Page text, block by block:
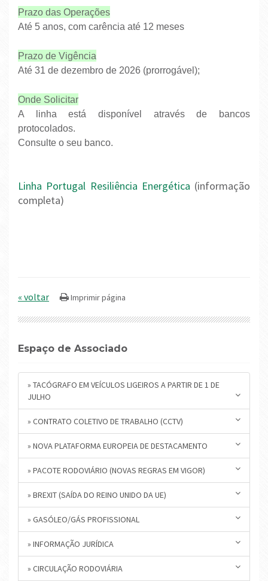
Prazo das Operações
Até 5 anos, com carência até 12 meses
Prazo de Vigência
Até 31 de dezembro de 2026 (prorrogável);
Onde Solicitar
A linha está disponível através de bancos
protocolados.
Consulte o seu banco.
Linha Portugal Resiliência Energética (informação
completa)
« voltar
Espaço de Associado
» TACÓGRAFO EM VEÍCULOS LIGEIROS A PARTIR DE 1 DE
JULHO
» CONTRATO COLETIVO DE TRABALHO (CCTV)
» NOVA PLATAFORMA EUROPEIA DE DESTACAMENTO
» PACOTE RODOVIÁRIO (NOVAS REGRAS EM VIGOR)
» BREXIT (SAÍDA DO REINO UNIDO DA UE)
» GASÓLEO/GÁS PROFISSIONAL
» INFORMAÇÃO JURÍDICA
» CIRCULAÇÃO RODOVIÁRIA